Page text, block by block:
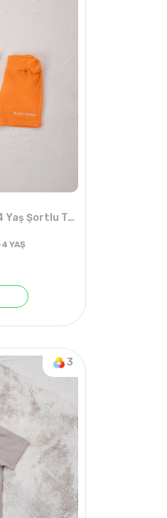
Kız Çizgili Çiçek Kabartmalı 1-4 Yaş Şortlu Takım
ADET
3